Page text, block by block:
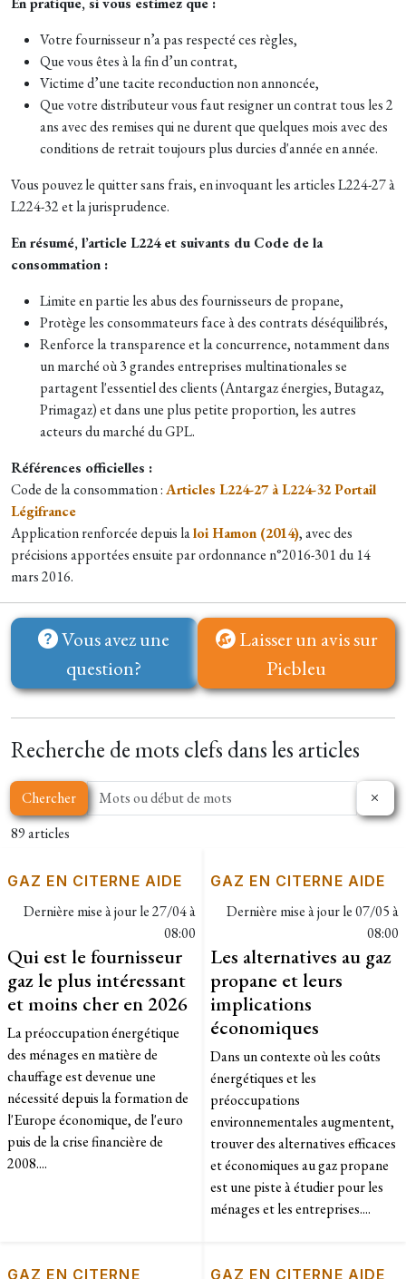
Votre fournisseur n’a pas respecté ces règles,
Que vous êtes à la fin d’un contrat,
Victime d’une tacite reconduction non annoncée,
Que votre distributeur vous faut resigner un contrat tous les 2
ans avec des remises qui ne durent que quelques mois avec des
conditions de retrait toujours plus durcies d'année en année.
Vous pouvez le quitter sans frais, en invoquant les articles L224-27 à
L224-32 et la jurisprudence.
En résumé, l’article L224 et suivants du Code de la
consommation :
Limite en partie les abus des fournisseurs de propane,
Protège les consommateurs face à des contrats déséquilibrés,
Renforce la transparence et la concurrence, notamment dans
un marché où 3 grandes entreprises multinationales se
partagent l'essentiel des clients (Antargaz énergies, Butagaz,
Primagaz) et dans une plus petite proportion, les autres
acteurs du marché du GPL.
Références officielles :
Code de la consommation :Articles L224-27 à L224-32 Portail
Légifrance
Application renforcée depuis laloi Hamon (2014), avec des
précisions apportées ensuite par ordonnance n°2016-301 du 14
mars 2016.
Vous avez une
question?
Laisser un avis sur
Picbleu
Recherche de mots clefs dans les articles
Chercher
89 articles
GAZ EN CITERNE AIDE
Dernière mise à jour le27/04 à
08:00
Qui est le fournisseur
gaz le plus intéressant
et moins cher en 2026
La préoccupation énergétique
des ménages en matière de
chauffage est devenue une
nécessité depuis la formation de
l'Europe économique, de l'euro
puis de la crise financière de
2008....
GAZ EN CITERNE AIDE
Dernière mise à jour le07/05 à
08:00
Les alternatives au gaz
propane et leurs
implications
économiques
Dans un contexte où les coûts
énergétiques et les
préoccupations
environnementales augmentent,
trouver des alternatives efficaces
et économiques au gaz propane
est une piste à étudier pour les
ménages et les entreprises....
GAZ EN CITERNE GAZ EN CITERNE AIDE